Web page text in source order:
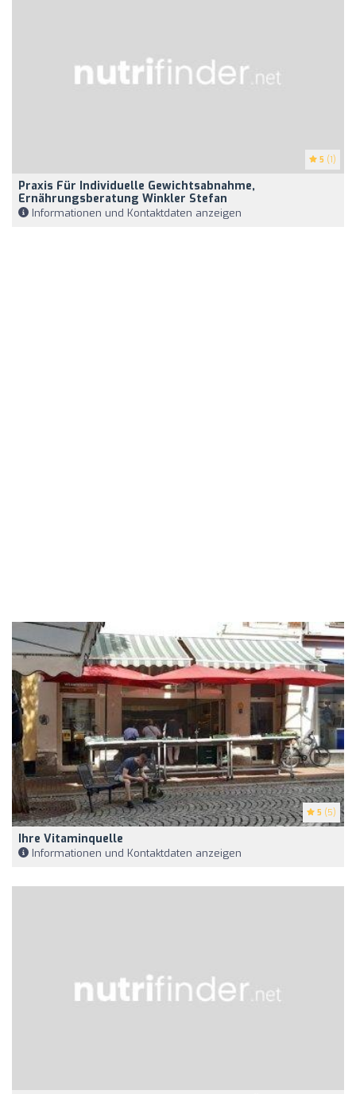
5 (1)
Praxis Für Individuelle Gewichtsabnahme,
Ernährungsberatung Winkler Stefan
Informationen und Kontaktdaten anzeigen
5 (5)
Ihre Vitaminquelle
Informationen und Kontaktdaten anzeigen